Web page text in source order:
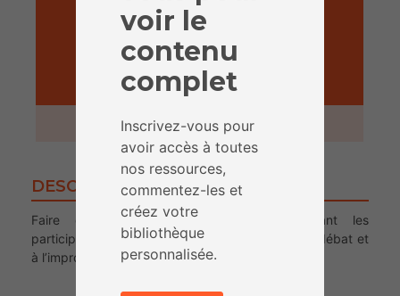
ACTIVITÉ
30 minutes
DESCRIPTION
Faire découvrir l’œuvre d’Asimov en initiant les
participant.e.s à la prise de parole en public, au débat et
à l’improvisation ainsi qu’à la robotique.
voir le
contenu
complet
Inscrivez-vous pour
avoir accès à toutes
nos ressources,
commentez-les et
créez votre
bibliothèque
personnalisée.